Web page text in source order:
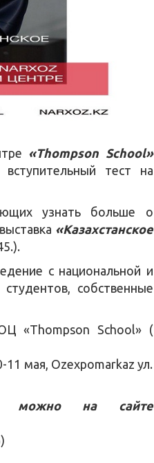
«Thompson School»
тест на
узнать больше о
«Казахстанское
с национальной и
собственные
«Thompson School» (
11 мая, Ozexpomarkaz ул.
можно на сайте